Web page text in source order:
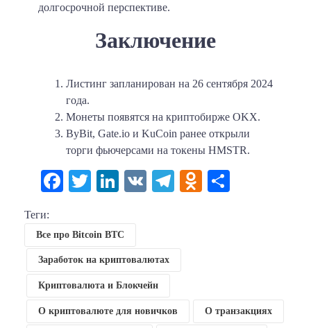
долгосрочной перспективе.
Заключение
Листинг запланирован на 26 сентября 2024
года.
Монеты появятся на криптобирже OKX.
ByBit, Gate.io и KuCoin ранее открыли
торги фьючерсами на токены HMSTR.
Facebook
TwitterLinkedIn
VK Telegram
Теги:
Все про Bitcoin BTC
Заработок на криптовалютах
Криптовалюта и Блокчейн
О криптовалюте для новичков О транзакциях